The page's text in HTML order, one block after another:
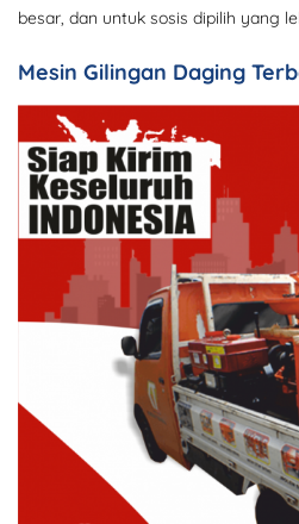
besar, dan untuk sosis dipilih yang
Mesin Gilingan Daging